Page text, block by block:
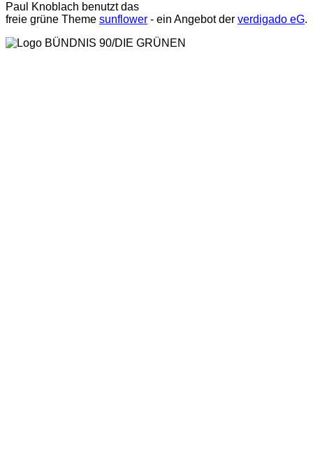
Paul Knoblach benutzt das
freie grüne Theme sunflower ‐ ein Angebot der verdigado eG.